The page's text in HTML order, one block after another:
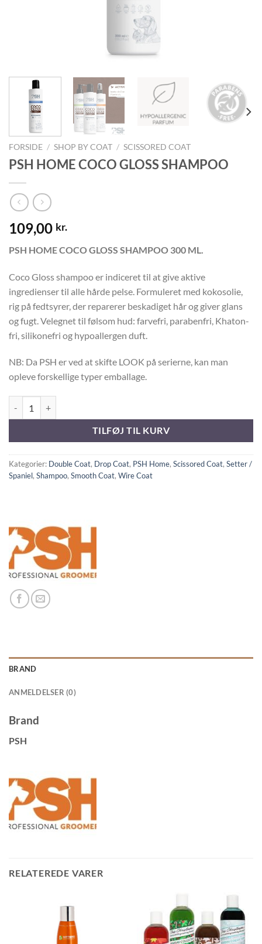
FORSIDE / SHOP BY COAT / SCISSORED COAT
PSH HOME COCO GLOSS SHAMPOO
109,00 kr.
PSH HOME COCO GLOSS SHAMPOO 300 ML.
Coco Gloss shampoo er indiceret til at give aktive
ingredienser til alle hårde pelse. Formuleret med kokosolie,
rig på fedtsyrer, der reparerer beskadiget hår og giver glans
og fugt. Velegnet til følsom hud: farvefri, parabenfri, Khaton-
fri, silikonefri og hypoallergen duft.
NB: Da PSH er ved at skifte LOOK på serierne, kan man
opleve forskellige typer emballage.
TILFØJ TIL KURV
Kategorier: Double Coat, Drop Coat, PSH Home, Scissored Coat, Setter /
Spaniel, Shampoo, Smooth Coat, Wire Coat
BRAND
ANMELDELSER (0)
Brand
PSH
RELATEREDE VARER